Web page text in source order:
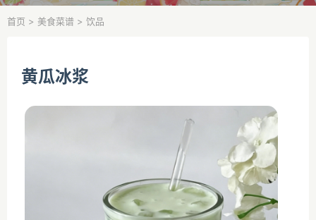
首页 > 美食菜谱 > 饮品
黄瓜冰浆